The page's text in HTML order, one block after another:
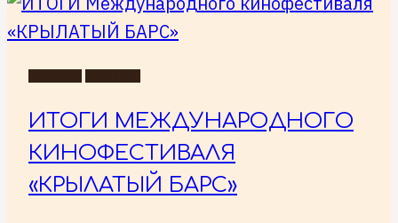
«Соль
земли»
(г.Самара)
ИТОГИ МЕЖДУНАРОДНОГО
КИНОФЕСТИВАЛЯ
«КРЫЛАТЫЙ БАРС»